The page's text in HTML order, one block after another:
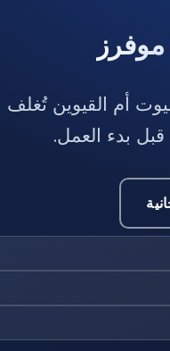
أم القيوين تُغلف
بدء العمل.
dispatch